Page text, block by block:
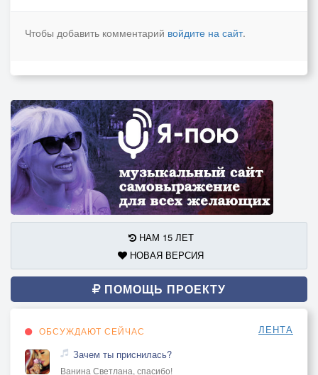
Чтобы добавить комментарий войдите на сайт.
НАМ 15 ЛЕТ
НОВАЯ ВЕРСИЯ
ПОМОЩЬ ПРОЕКТУ
ОБСУЖДАЮТ СЕЙЧАС ЛЕНТА
Зачем ты приснилась?
Ванина Светлана, спасибо!